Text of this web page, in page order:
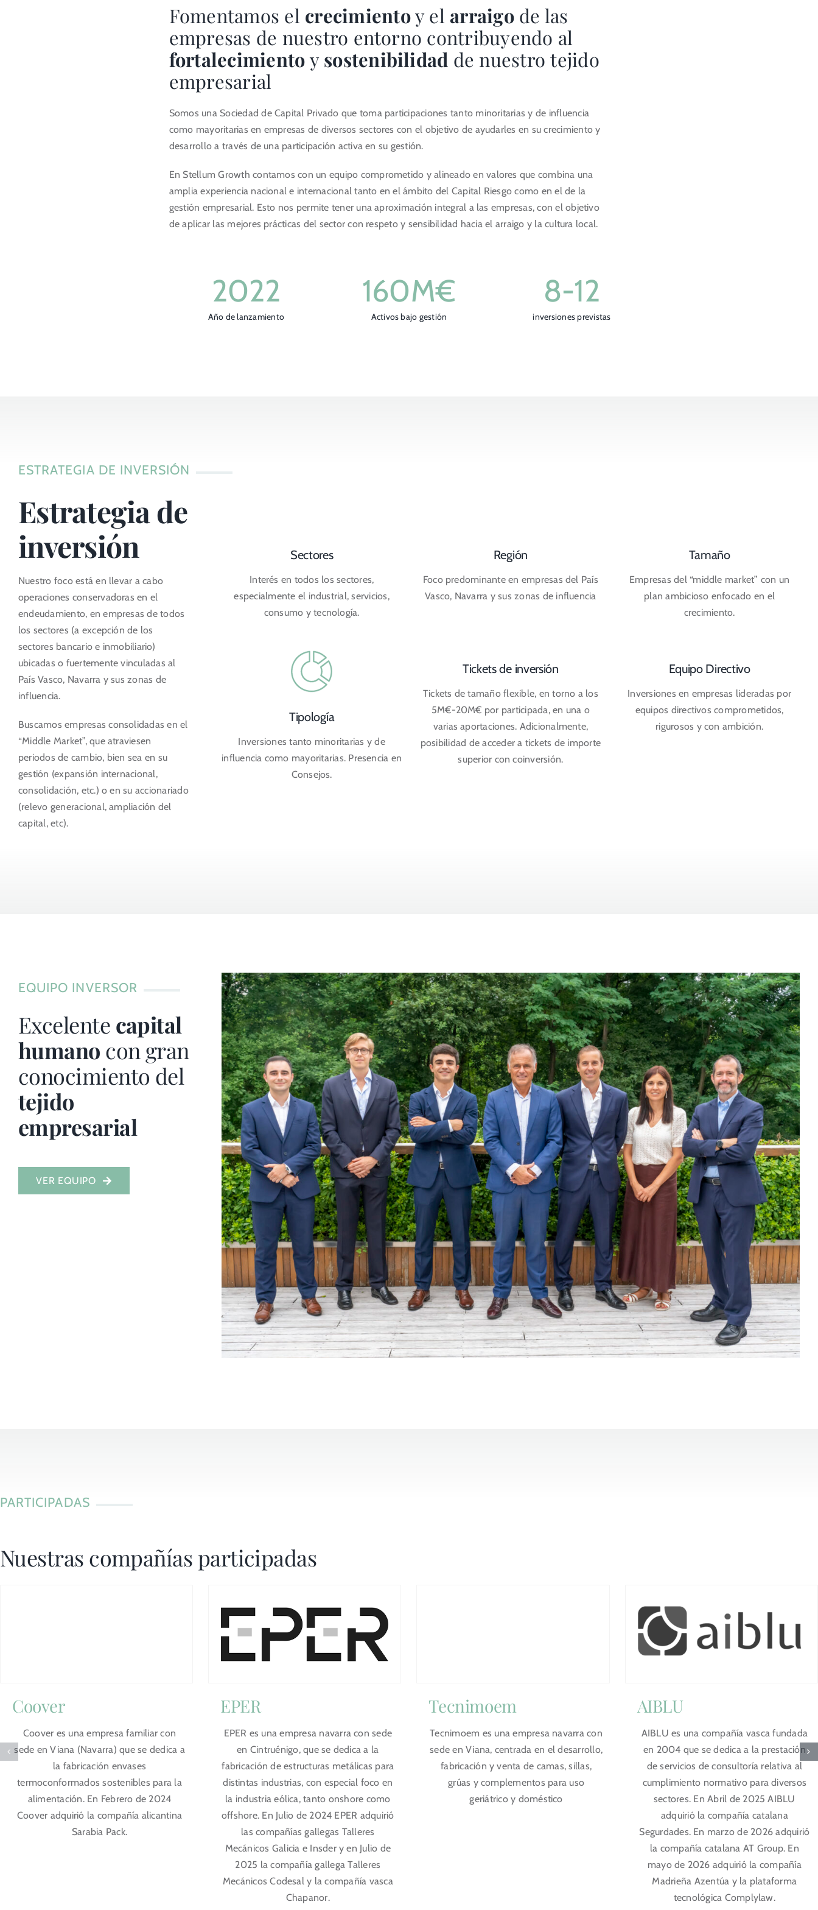
Fomentamos el crecimientoy el arraigode las
empresas de nuestro entorno contribuyendo al
fortalecimientoysostenibilidad de nuestro tejido
empresarial
Somos una Sociedad de Capital Privado que toma participaciones tanto minoritarias y de influencia
como mayoritarias en empresas de diversos sectores con el objetivo de ayudarles en su crecimiento y
desarrollo a través de una participación activa en su gestión.
En Stellum Growth contamos con un equipo comprometido y alineado en valores que combina una
amplia experiencia nacional e internacional tanto en el ámbito del Capital Riesgo como en el de la
gestión empresarial. Esto nos permite tener una aproximación integral a las empresas, con el objetivo
de aplicar las mejores prácticas del sector con respeto y sensibilidad hacia el arraigo y la cultura local.
2022
Año de lanzamiento
160M€
Activos bajo gestión
8-12
inversiones previstas
ESTRATEGIA DE INVERSIÓN
Estrategia de
inversión
Nuestro foco está en llevar a cabo
operaciones conservadoras en el
endeudamiento, en empresas de todos
los sectores (a excepción de los
sectores bancario e inmobiliario)
ubicadas o fuertemente vinculadas al
País Vasco, Navarra y sus zonas de
influencia.
Buscamos empresas consolidadas en el
“Middle Market”, que atraviesen
periodos de cambio, bien sea en su
gestión (expansión internacional,
consolidación, etc.) o en su accionariado
(relevo generacional, ampliación del
capital, etc).
Sectores
Interés en todos los sectores,
especialmente el industrial, servicios,
consumo y tecnología.
Región
Foco predominante en empresas del País
Vasco, Navarra y sus zonas de influencia
Tamaño
Empresas del “middle market” con un
plan ambicioso enfocado en el
crecimiento.
Tipología
Inversiones tanto minoritarias y de
influencia como mayoritarias. Presencia en
Consejos.
Tickets de inversión
Tickets de tamaño flexible, en torno a los
5M€-20M€ por participada, en una o
varias aportaciones. Adicionalmente,
posibilidad de acceder a tickets de importe
superior con coinversión.
Equipo Directivo
Inversiones en empresas lideradas por
equipos directivos comprometidos,
rigurosos y con ambición.
EQUIPO INVERSOR
Excelente capital
humano con gran
conocimiento del
tejido
empresarial
VER EQUIPO
PARTICIPADAS
Nuestras compañías participadas
Coover
Coover es una empresa familiar con
sede en Viana (Navarra) que se dedica a
la fabricación envases
termoconformados sostenibles para la
alimentación. En Febrero de 2024
Coover adquirió la compañía alicantina
Sarabia Pack.
EPER
EPER es una empresa navarra con sede
en Cintruénigo, que se dedica a la
fabricación de estructuras metálicas para
distintas industrias, con especial foco en
la industria eólica, tanto onshore como
offshore. En Julio de 2024 EPER adquirió
las compañías gallegas Talleres
Mecánicos Galicia e Insder y en Julio de
2025 la compañía gallega Talleres
Mecánicos Codesal y la compañía vasca
Chapanor.
Tecnimoem
Tecnimoem es una empresa navarra con
sede en Viana, centrada en el desarrollo,
fabricación y venta de camas, sillas,
grúas y complementos para uso
geriátrico y doméstico
AIBLU
AIBLU es una compañía vasca fundada
en 2004 que se dedica a la prestación
de servicios de consultoría relativa al
cumplimiento normativo para diversos
sectores. En Abril de 2025 AIBLU
adquirió la compañía catalana
Segurdades. En marzo de 2026 adquirió
la compañía catalana AT Group. En
mayo de 2026 adquirió la compañía
Madrieña Azentúa y la plataforma
tecnológica Complylaw.